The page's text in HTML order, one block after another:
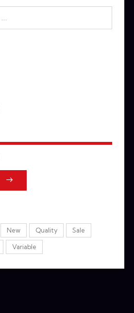
New Quality Sale
Variable